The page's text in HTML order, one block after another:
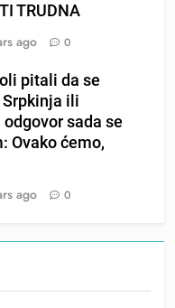
TRUDNA
ago 0
pitali da se
ili
sada se
Ovako ćemo,
ago 0